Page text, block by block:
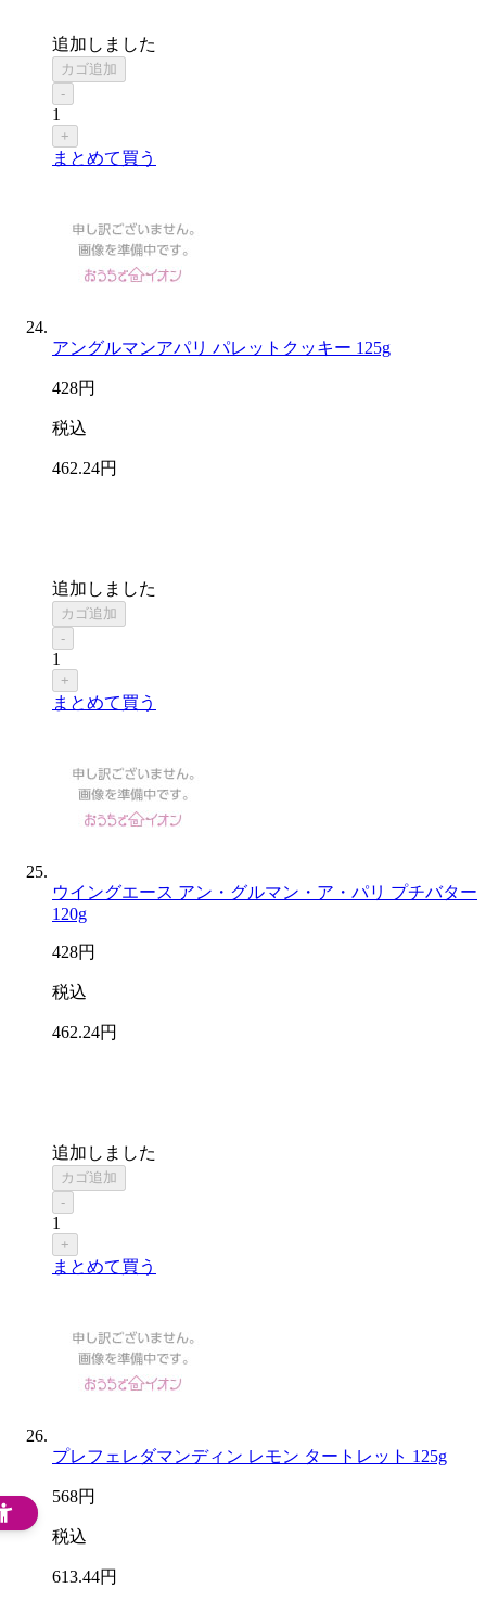
追加しました
カゴ追加
-
1
+
まとめて買う
アングルマンアパリ パレットクッキー 125g
428円
税込
462.24円
追加しました
カゴ追加
-
1
+
まとめて買う
ウイングエース アン・グルマン・ア・パリ プチバター
120g
428円
税込
462.24円
追加しました
カゴ追加
-
1
+
まとめて買う
プレフェレダマンディン レモン タートレット 125g
568円
税込
613.44円